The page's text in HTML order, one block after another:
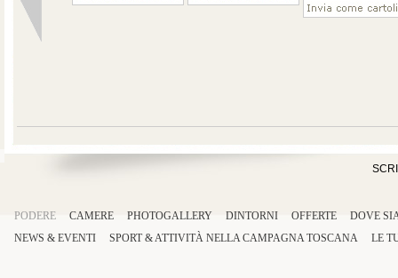
PODERE CAMERE PHOTOGALLERY DINTORNI OFFERTE
DOVE
NEWS & EVENTI
SPORT&ATTIVITÀ NELLACAMPAGNA TOSCANA LE